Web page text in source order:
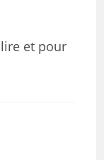
lire et pour